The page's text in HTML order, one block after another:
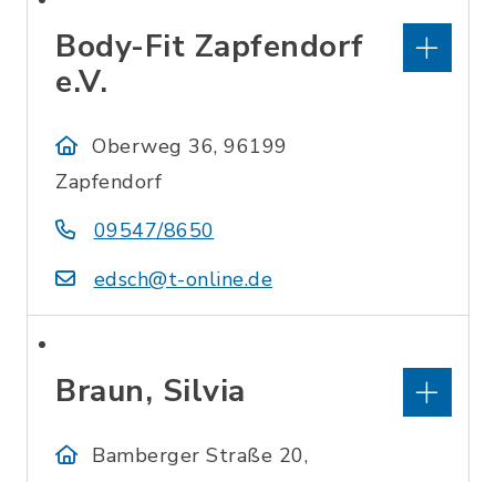
Body-Fit Zapfendorf
e.V.
Oberweg 36, 96199
Zapfendorf
09547/8650
edsch@t-online.de
Braun, Silvia
Bamberger Straße 20,